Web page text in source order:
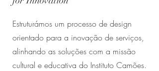
Estruturámos um processo de design
orientado para a inovação de serviços,
alinhando as soluções com a missão
cultural e educativa do Instituto Camões.